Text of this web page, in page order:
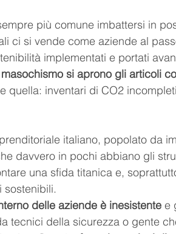
più comune imbattersi in
ci si vende come aziende al
implementati e portati
si aprono gli articoli
quella: inventari di CO2
italiano, popolato da
davvero in pochi abbiano gli
una sfida titanica e,
sostenibili.
delle aziende è inesistente e
tecnici della sicurezza o gente